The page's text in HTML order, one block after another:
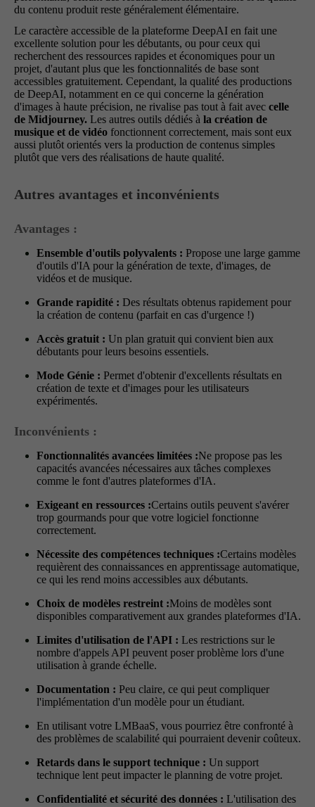
du contenu produit reste généralement élémentaire.
Le caractère accessible de la plateforme DeepAI en fait une
excellente solution pour les débutants, ou pour ceux qui
recherchent des ressources rapides et économiques pour un
projet, d'autant plus que les fonctionnalités de base sont
accessibles gratuitement. Cependant, la qualité des productions
de DeepAI, notamment en ce qui concerne la génération
d'images à haute précision, ne rivalise pas tout à fait avec celle
de Midjourney. Les autres outils dédiés à la création de
musique et de vidéo fonctionnent correctement, mais sont eux
aussi plutôt orientés vers la production de contenus simples
plutôt que vers des réalisations de haute qualité.
Autres avantages et inconvénients
Avantages :
Ensemble d'outils polyvalents : Propose une large gamme
d'outils d'IA pour la génération de texte, d'images, de
vidéos et de musique.
Grande rapidité : Des résultats obtenus rapidement pour
la création de contenu (parfait en cas d'urgence !)
Accès gratuit : Un plan gratuit qui convient bien aux
débutants pour leurs besoins essentiels.
Mode Génie : Permet d'obtenir d'excellents résultats en
création de texte et d'images pour les utilisateurs
expérimentés.
Inconvénients :
Fonctionnalités avancées limitées :Ne propose pas les
capacités avancées nécessaires aux tâches complexes
comme le font d'autres plateformes d'IA.
Exigeant en ressources :Certains outils peuvent s'avérer
trop gourmands pour que votre logiciel fonctionne
correctement.
Nécessite des compétences techniques :Certains modèles
requièrent des connaissances en apprentissage automatique,
ce qui les rend moins accessibles aux débutants.
Choix de modèles restreint :Moins de modèles sont
disponibles comparativement aux grandes plateformes d'IA.
Limites d'utilisation de l'API : Les restrictions sur le
nombre d'appels API peuvent poser problème lors d'une
utilisation à grande échelle.
Documentation : Peu claire, ce qui peut compliquer
l'implémentation d'un modèle pour un étudiant.
En utilisant votre LMBaaS, vous pourriez être confronté à
des problèmes de scalabilité qui pourraient devenir coûteux.
Retards dans le support technique : Un support
technique lent peut impacter le planning de votre projet.
Confidentialité et sécurité des données : L'utilisation des